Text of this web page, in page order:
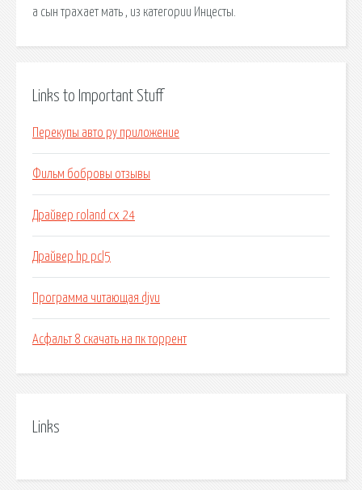
а сын трахает мать , из категории Инцесты.
Links to Important Stuff
Перекупы авто ру приложение
Фильм бобровы отзывы
Драйвер roland cx 24
Драйвер hp pcl5
Программа читающая djvu
Асфальт 8 скачать на пк торрент
Links